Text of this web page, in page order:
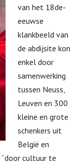
van het 18de-
eeuwse
klankbeeld van
de abdijsite kon
enkel door
samenwerking
tussen Neuss,
Leuven en 300
kleine en grote
schenkers uit
België en
cultuur te